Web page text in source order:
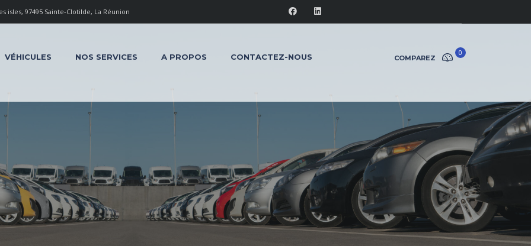
isles, 97495 Sainte-Clotilde, La Réunion
COMPAREZ
0
VÉHICULES NOS SERVICES A PROPOS CONTACTEZ-NOUS